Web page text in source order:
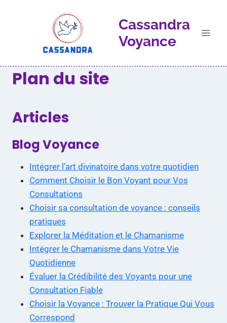
Cassandra
Voyance
Plan du site
Articles
Blog Voyance
Intégrer l’art divinatoire dans votre quotidien
Comment Choisir le Bon Voyant pour Vos
Consultations
Choisir sa consultation de voyance : conseils
pratiques
Explorer la Méditation et le Chamanisme
Intégrer le Chamanisme dans Votre Vie
Quotidienne
Évaluer la Crédibilité des Voyants pour une
Consultation Fiable
Choisir la Voyance : Trouver la Pratique Qui Vous
Correspond